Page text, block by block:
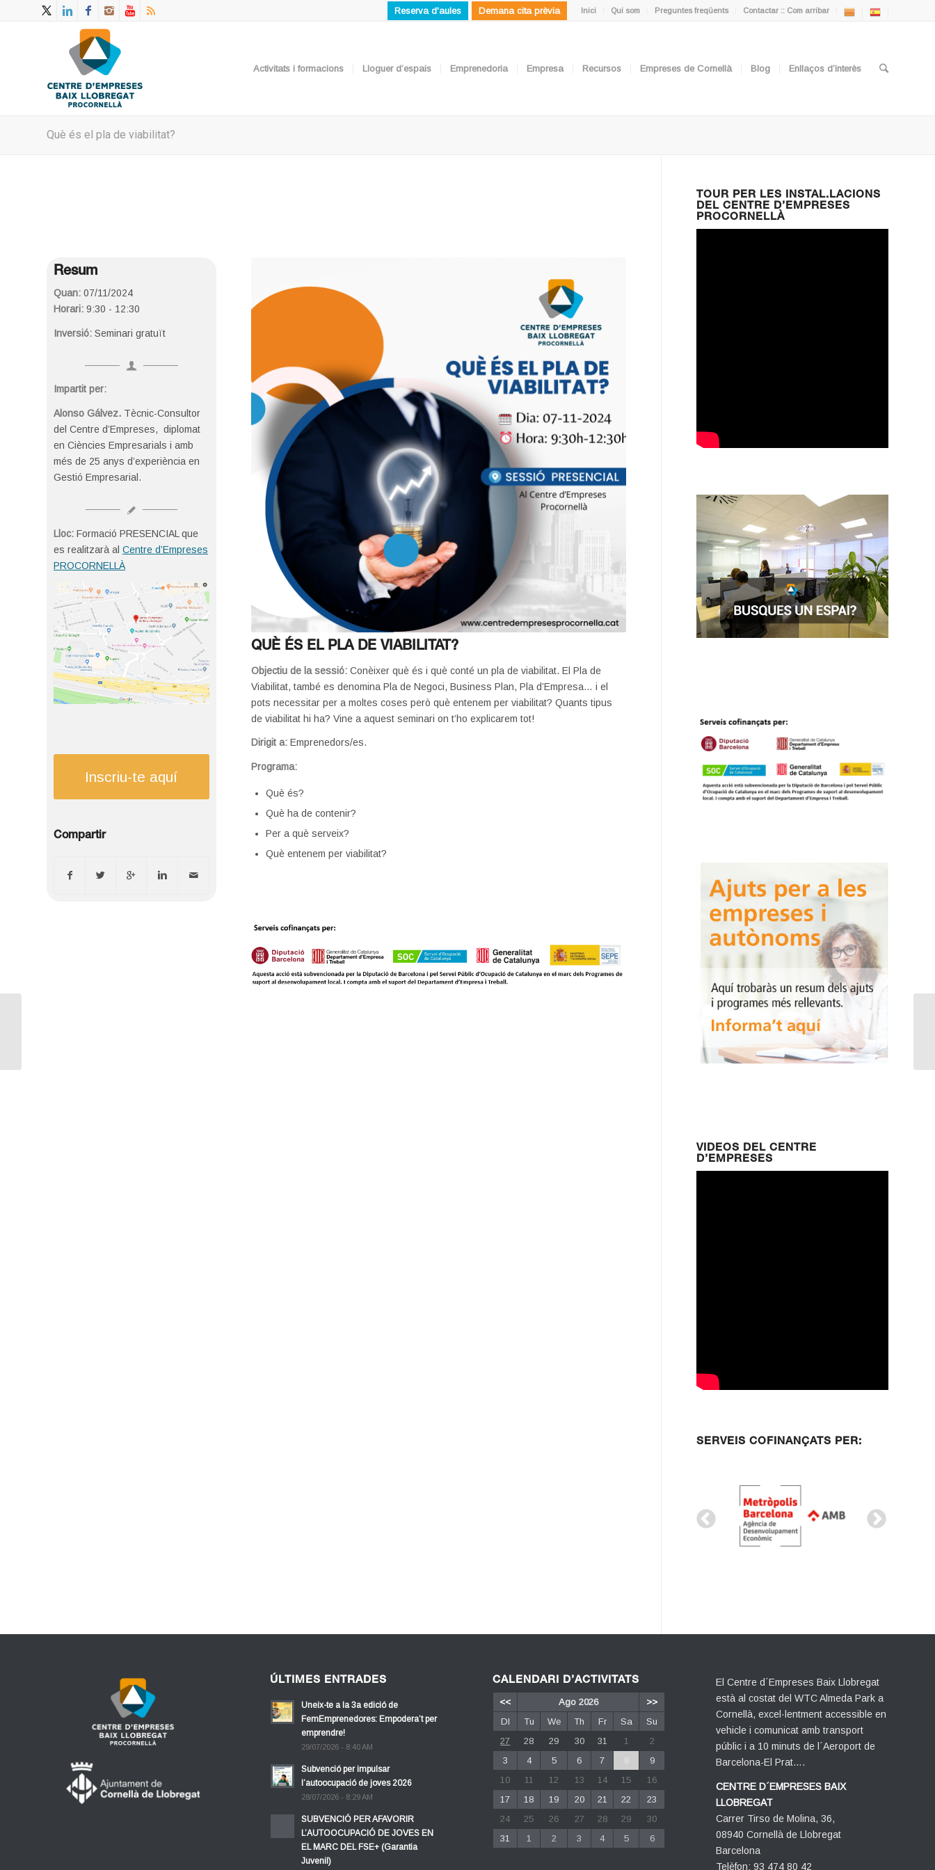
Inici Qui som Preguntes freqüents Contactar :: Com arribar
Reserva d'aules Demana cita prèvia
Activitats i formacions Lloguer d’espais Emprenedoria Empresa Recursos Empreses de Cornellà Blog Enllaços d’interès
Què és el pla de viabilitat?
Resum
Quan: 07/11/2024
Horari: 9:30 - 12:30
Inversió: Seminari gratuït
Impartit per:
Alonso Gálvez. Tècnic-Consultor
del Centre d’Empreses, diplomat
en Ciències Empresarials i amb
més de 25 anys d’experiència en
Gestió Empresarial.
Lloc: Formació PRESENCIAL que
es realitzarà al Centre d’Empreses
PROCORNELLÀ
Inscriu-te aquí
Compartir
QUÈ ÉS EL PLA DE VIABILITAT?
Objectiu de la sessió:Conèixer què és i què conté un pla de viabilitat. El Pla de
Viabilitat, també es denomina Pla de Negoci, Business Plan, Pla d’Empresa… i el
pots necessitar per a moltes coses però què entenem per viabilitat? Quants tipus
de viabilitat hi ha? Vine a aquest seminari on t’ho explicarem tot!
Dirigit a:Emprenedors/es.
Programa:
Què és?
Què ha de contenir?
Per a què serveix?
Què entenem per viabilitat?
TOUR PER LES INSTAL.LACIONS
DEL CENTRE D’EMPRESES
PROCORNELLÀ
VIDEOS DEL CENTRE
D’EMPRESES
SERVEIS COFINANÇATS PER:
ÚLTIMES ENTRADES
Uneix-te a la 3a edició de
FemEmprenedores: Empodera’t per
emprendre!
29/07/2026 - 8:40 AM
Subvenció per impulsar
l’autoocupació de joves 2026
28/07/2026 - 8:29 AM
SUBVENCIÓ PER AFAVORIR
L’AUTOOCUPACIÓ DE JOVES EN
EL MARC DEL FSE+ (Garantia
Juvenil)
CALENDARI D’ACTIVITATS
<< Ago 2026
>>
Dl
Tu We Th Fr Sa
Su
27
28 29 30 31 1
2
3
4 5 6 7 8
9
10
11 12 13 14 15
16
17
18 19 20 21 22
23
24
25 26 27 28 29
30
31
1 2 3 4 5 6
El Centre d´Empreses Baix Llobregat
està al costat del WTC Almeda Park a
Cornellà, excel·lentment accessible en
vehicle i comunicat amb transport
públic i a 10 minuts de l´Aeroport de
Barcelona-El Prat….
CENTRE D´EMPRESES BAIX
LLOBREGAT
Carrer Tirso de Molina, 36,
08940 Cornellà de Llobregat
Barcelona
Telèfon: 93 474 80 42